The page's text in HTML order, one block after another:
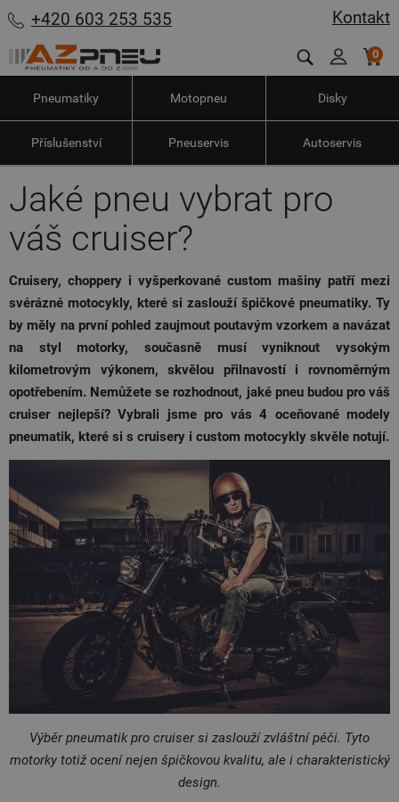
Kontakt
+420 603 253 535
0
Pneumatiky Motopneu Disky
Příslušenství Pneuservis Autoservis
Jaké pneu vybrat pro
váš cruiser?
Cruisery, choppery i vyšperkované custom mašiny patří mezi
svérázné motocykly, které si zaslouží špičkové pneumatiky. Ty
by měly na první pohled zaujmout poutavým vzorkem a navázat
na styl motorky, současně musí vyniknout vysokým
kilometrovým výkonem, skvělou přilnavostí i rovnoměrným
opotřebením. Nemůžete se rozhodnout, jaké pneu budou pro váš
cruiser nejlepší? Vybrali jsme pro vás 4 oceňované modely
pneumatik, které si s cruisery i custom motocykly skvěle notují.
Výběr pneumatik pro cruiser si zaslouží zvláštní péči. Tyto
motorky totiž ocení nejen špičkovou kvalitu, ale i charakteristický
design.